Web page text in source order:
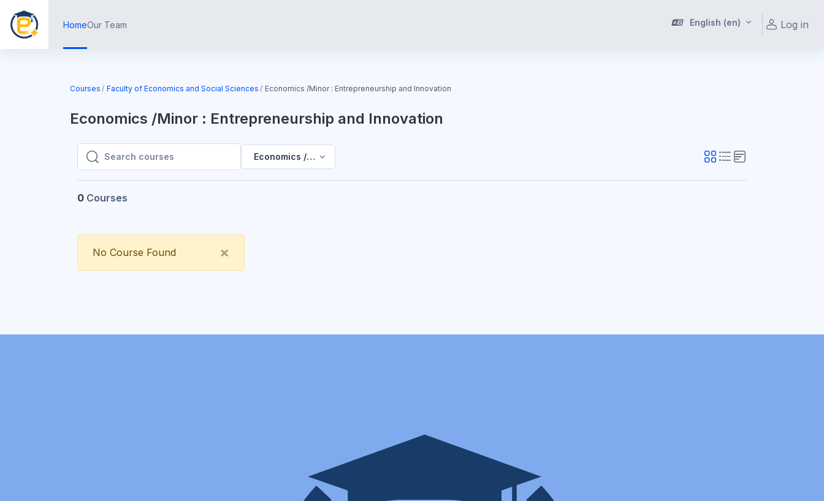
HomeOur Team English ‎(en)‎ Log in
Courses Faculty of Economics and Social Sciences Economics /Minor : Entrepreneurship and Innovation
Economics /Minor : Entrepreneurship and Innovation
Search courses
Search courses
Economics /Minor : Entrepreneurship and Innovation
0 Courses
×
No Course Found